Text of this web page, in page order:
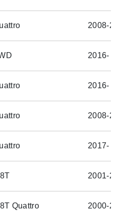
2008-2012
2016-
2016-
2008-2012
2017-
2001-2005
Quattro 2000-2003